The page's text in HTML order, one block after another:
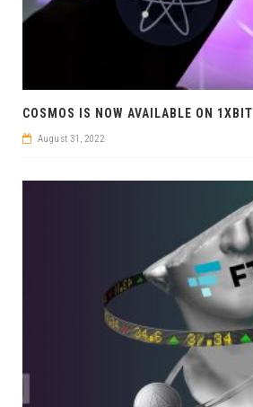
COSMOS IS NOW AVAILABLE ON 1XBIT
August 31, 2022